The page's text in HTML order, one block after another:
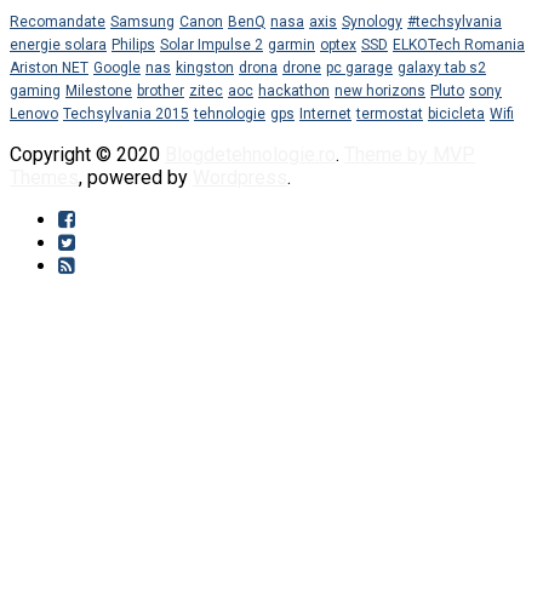
Recomandate Samsung Canon BenQ nasa axis Synology #techsylvania
energie solara Philips Solar Impulse 2 garmin optex SSD ELKOTech Romania
Ariston NET Google nas kingston drona drone pc garage galaxy tab s2
gaming Milestone brother zitec aoc hackathon new horizons Pluto sony
Lenovo Techsylvania 2015 tehnologie gps Internet termostat bicicleta Wifi
Copyright © 2020 .
, powered by .